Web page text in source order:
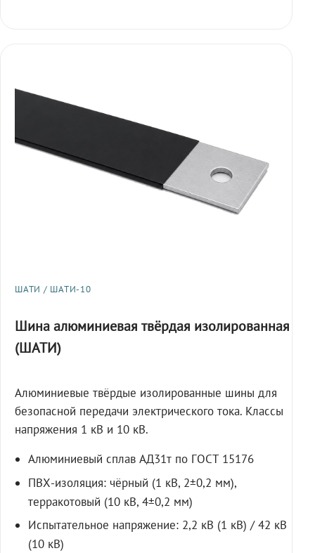
ШАТИ / ШАТИ-10
Шина алюминиевая твёрдая изолированная
(ШАТИ)
Алюминиевые твёрдые изолированные шины для
безопасной передачи электрического тока. Классы
напряжения 1 кВ и 10 кВ.
Алюминиевый сплав АД31т по ГОСТ 15176
ПВХ-изоляция: чёрный (1 кВ, 2±0,2 мм),
терракотовый (10 кВ, 4±0,2 мм)
Испытательное напряжение: 2,2 кВ (1 кВ) / 42 кВ
(10 кВ)